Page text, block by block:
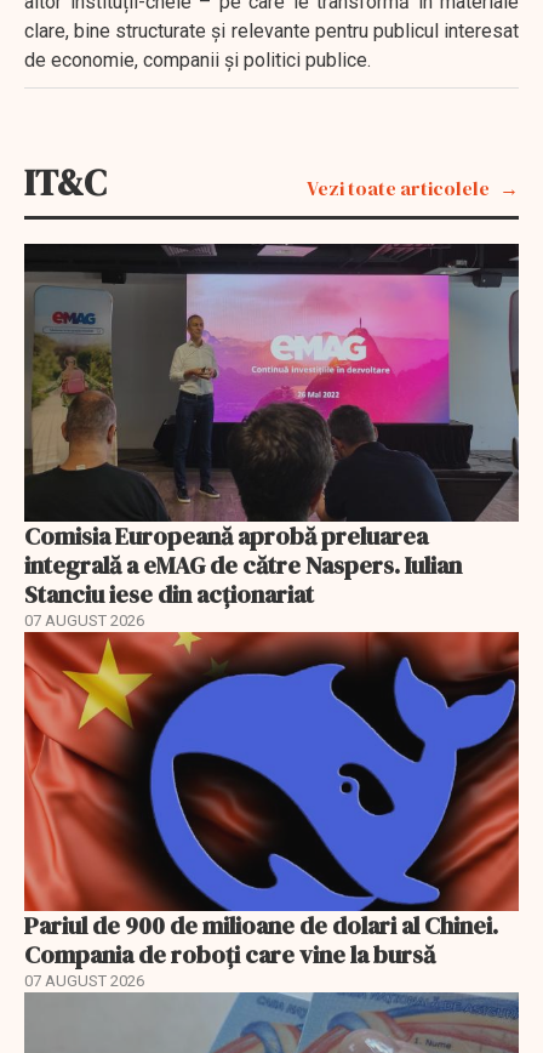
clare, bine structurate și relevante pentru publicul interesat
de economie, companii și politici publice.
IT&C Vezi toate articolele
Comisia Europeană aprobă preluarea
integrală a eMAG de către Naspers. Iulian
Stanciu iese din acționariat
07 AUGUST 2026
Pariul de 900 de milioane de dolari al Chinei.
Compania de roboți care vine la bursă
07 AUGUST 2026